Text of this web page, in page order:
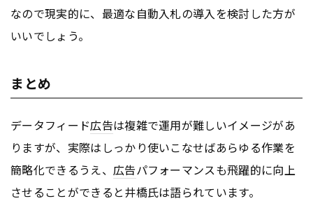
なので現実的に、最適な自動入札の導入を検討した方が
いいでしょう。
まとめ
データフィード広告は複雑で運用が難しいイメージがあ
りますが、実際はしっかり使いこなせばあらゆる作業を
簡略化できるうえ、 広告パフォーマンスも飛躍的に向上
させることができると井橋氏は語られています。